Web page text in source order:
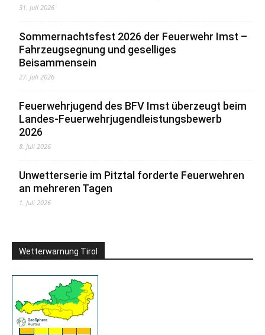
31. Juli 2026
Sommernachtsfest 2026 der Feuerwehr Imst –
Fahrzeugsegnung und geselliges
Beisammensein
27. Juli 2026
Feuerwehrjugend des BFV Imst überzeugt beim
Landes-Feuerwehrjugendleistungsbewerb
2026
8. Juli 2026
Unwetterserie im Pitztal forderte Feuerwehren
an mehreren Tagen
1. Juli 2026
Wetterwarnung Tirol